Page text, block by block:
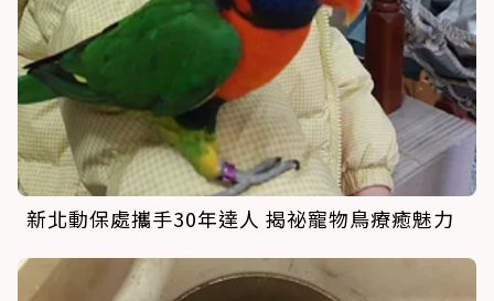
新北動保處攜手30年達人 揭祕寵物鳥療癒魅力